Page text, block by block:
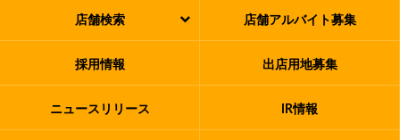
店舗検索 店舗アルバイト募集
採用情報 出店用地募集
ニュースリリース IR情報